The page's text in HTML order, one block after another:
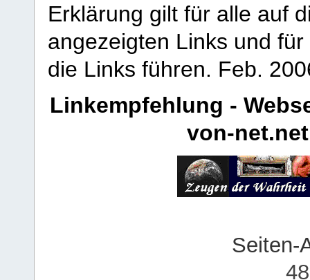
Erklärung gilt für alle auf
angezeigten Links und
die Links führen. Feb.
Linkempfehlung -
von-net.net
Seiten-